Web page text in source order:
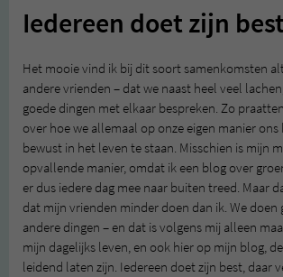
Iedereen doet zijn best
Het mooie vind ik bij dit soort samenkomsten
andere vrienden – dat we naast heel veel
goede dingen met elkaar bespreken. Zo
over hoe we allemaal op onze eigen manier
bewust in het leven te staan. Misschien is mijn
opvallende manier, omdat ik een blog over
er dus iedere dag mee naar buiten treed. Maar
dat mijn vrienden minder doen dan ik. We doen
andere dingen – en dat is volgens mij alleen
mijn dagelijks leven, en ook hier op mijn blog,
leidend laten zijn. Iedereen doet zijn best, daar